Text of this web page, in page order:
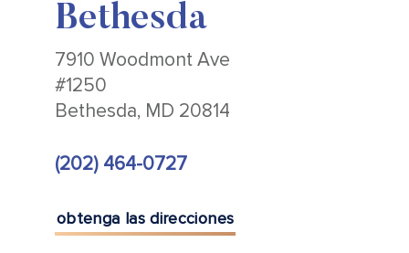
Bethesda
7910 Woodmont Ave
#1250
Bethesda, MD 20814
(202) 464-0727
obtenga las direcciones